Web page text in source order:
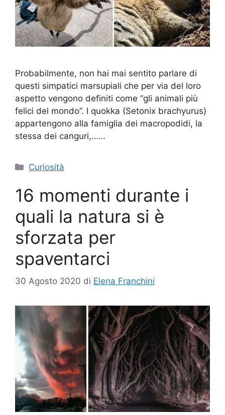
Probabilmente, non hai mai sentito parlare di
questi simpatici marsupiali che per via del loro
aspetto vengono definiti come “gli animali più
felici del mondo”. I quokka (Setonix brachyurus)
appartengono alla famiglia dei macropodidi, la
stessa dei canguri,……
Categorie
Curiosità
16 momenti durante i
quali la natura si è
sforzata per
spaventarci
30 Agosto 2020 di Elena Franchini